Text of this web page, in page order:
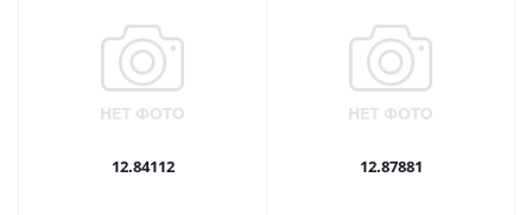
12.84112 12.87881